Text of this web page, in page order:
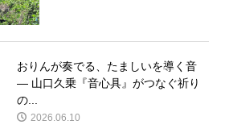
おりんが奏でる、たましいを導く音
— 山口久乗『音心具』がつなぐ祈り
の...
2026.06.10